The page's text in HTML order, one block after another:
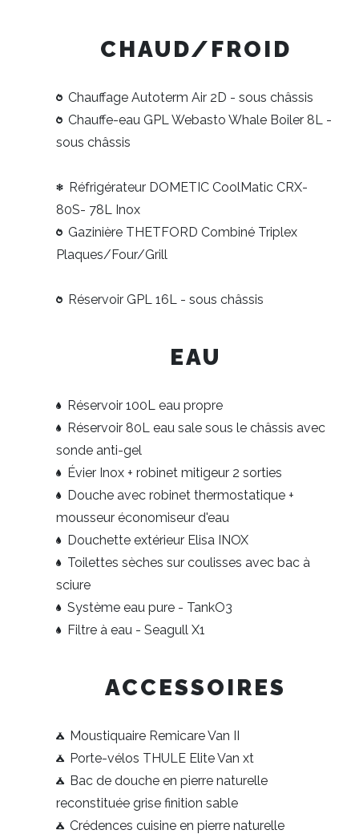
CHAUD/FROID
Chauffage Autoterm Air 2D - sous châssis
Chauffe-eau GPL Webasto Whale Boiler 8L -
sous châssis
Réfrigérateur DOMETIC CoolMatic CRX-
80S- 78L Inox
Gazinière THETFORD Combiné Triplex
Plaques/Four/Grill
Réservoir GPL 16L - sous châssis
EAU
Réservoir 100L eau propre
Réservoir 80L eau sale sous le châssis avec
sonde anti-gel
Évier Inox + robinet mitigeur 2 sorties
Douche avec robinet thermostatique +
mousseur économiseur d'eau
Douchette extérieur Elisa INOX
Toilettes sèches sur coulisses avec bac à
sciure
Système eau pure - TankO3
Filtre à eau - Seagull X1
ACCESSOIRES
Moustiquaire Remicare Van II
Porte-vélos THULE Elite Van xt
Bac de douche en pierre naturelle
reconstituée grise finition sable
Crédences cuisine en pierre naturelle